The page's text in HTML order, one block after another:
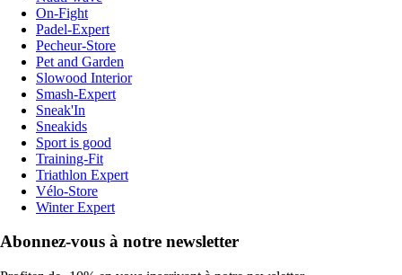
On-Fight
Padel-Expert
Pecheur-Store
Pet and Garden
Slowood Interior
Smash-Expert
Sneak'In
Sneakids
Sport is good
Training-Fit
Triathlon Expert
Vélo-Store
Winter Expert
Abonnez-vous à notre newsletter